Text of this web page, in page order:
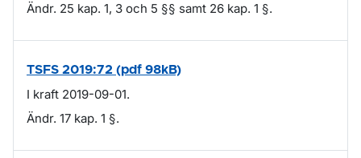
Ändr. 25 kap. 1, 3 och 5 §§ samt 26 kap. 1 §.
TSFS 2019:72 (pdf 98kB)
I kraft 2019-09-01.
Ändr. 17 kap. 1 §.